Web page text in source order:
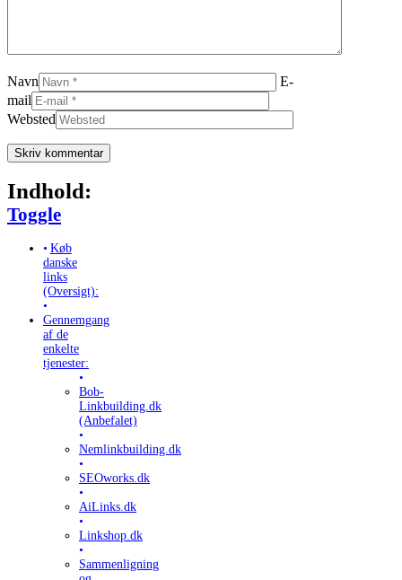
Navn
E-
mail
Websted
Indhold:
Toggle Table of Content
Toggle
Køb
danske
links
(Oversigt):
Gennemgang
af de
enkelte
tjenester:
Bob-
Linkbuilding.dk
(Anbefalet)
Nemlinkbuilding.dk
SEOworks.dk
AiLinks.dk
Linkshop.dk
Sammenligning